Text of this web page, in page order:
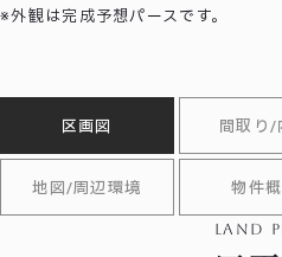
※外観は完成予想パースです。
区画図 間取り/
地図/周辺環境 物件
land